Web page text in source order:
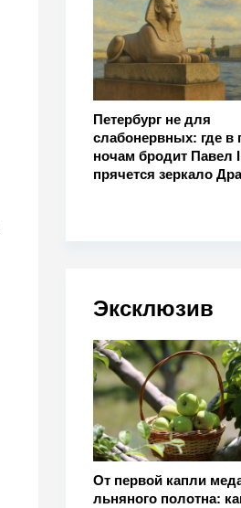
Петербург не для
слабонервных: где в
ночам бродит Павел
прячется зеркало
Эксклюзив
От первой капли
льняного полотна: